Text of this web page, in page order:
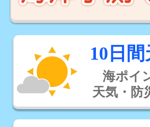
10日
海ポイ
天気・防